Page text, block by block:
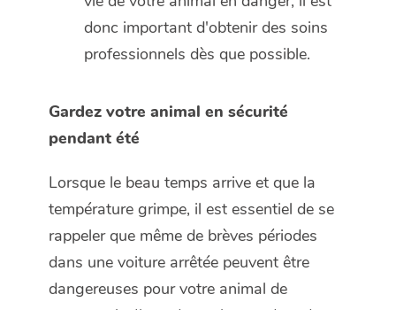
donc important d'obtenir des soins
professionnels dès que possible.
Gardez votre animal en sécurité
pendant été
Lorsque le beau temps arrive et que la
température grimpe, il est essentiel de se
rappeler que même de brèves périodes
dans une voiture arrêtée peuvent être
dangereuses pour votre animal de